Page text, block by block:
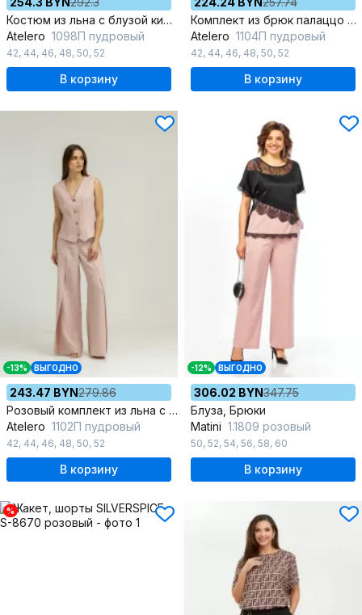
Костюм из льна с блузой кимоно и разрезом
Atelero 1098П пудровый
42, 44, 46, 48, 50, 52
В корзину
Комплект из брюк палаццо и льняного жилета для повседневной носки
Atelero 1104П пудровый
42, 44, 46, 48, 50, 52
В корзину
-13% ВЫГОДНО
243.47 BYN279.86
Розовый комплект из льна с брюками-палаццо и жилетом
Atelero 1102П пудровый
42, 44, 46, 48, 50, 52
В корзину
-12% ВЫГОДНО
306.02 BYN347.75
Блуза, Брюки
Matini 1.1809 розовый
50, 52, 54, 56, 58, 60
В корзину
%